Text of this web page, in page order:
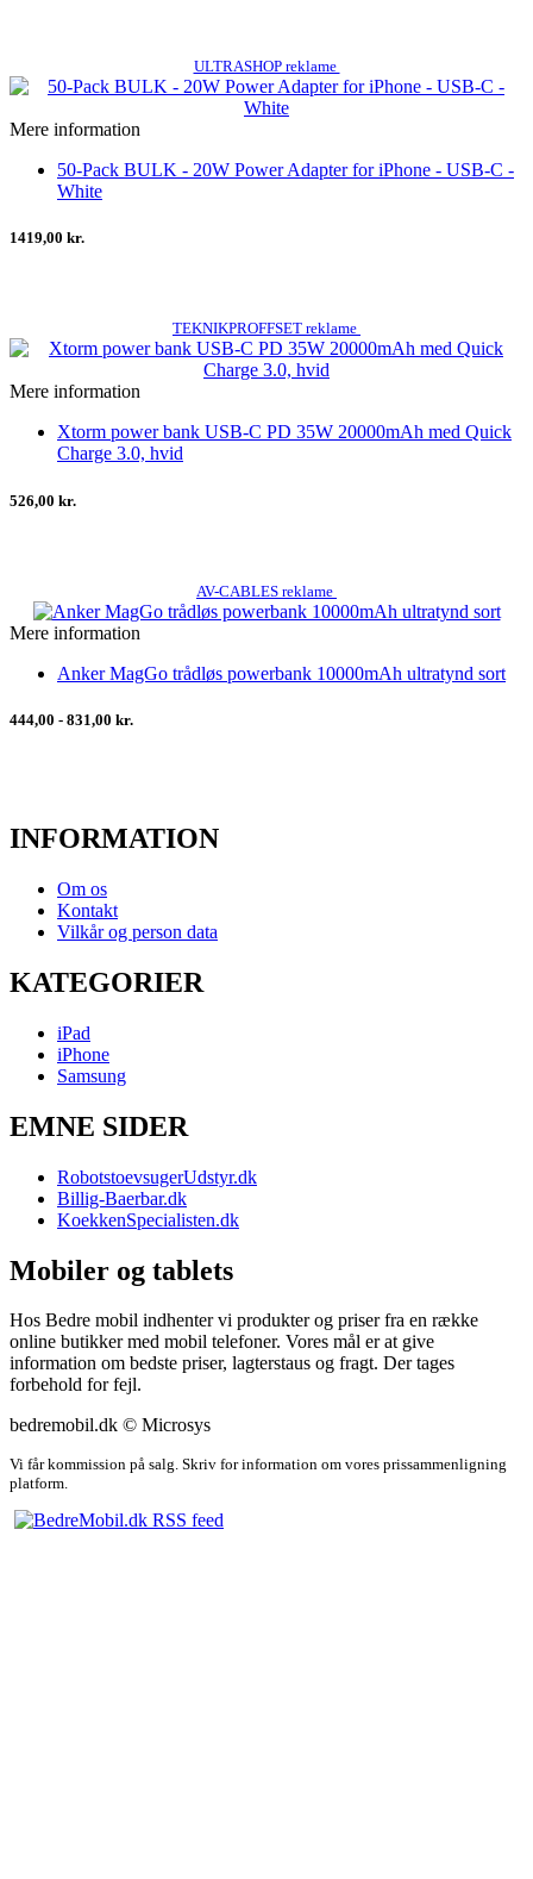
ULTRASHOP reklame
Mere information
50-Pack BULK - 20W Power Adapter for iPhone - USB-C -
White
1419,00 kr.
TEKNIKPROFFSET reklame
Mere information
Xtorm power bank USB-C PD 35W 20000mAh med Quick
Charge 3.0, hvid
526,00 kr.
AV-CABLES reklame
Mere information
Anker MagGo trådløs powerbank 10000mAh ultratynd sort
444,00 - 831,00 kr.
INFORMATION
Om os
Kontakt
Vilkår og person data
KATEGORIER
iPad
iPhone
Samsung
EMNE SIDER
RobotstoevsugerUdstyr.dk
Billig-Baerbar.dk
KoekkenSpecialisten.dk
Mobiler og tablets
Hos Bedre mobil indhenter vi produkter og priser fra en række
online butikker med mobil telefoner. Vores mål er at give
information om bedste priser, lagterstaus og fragt. Der tages
forbehold for fejl.
bedremobil.dk © Microsys
Vi får kommission på salg. Skriv for information om vores prissammenligning
platform.